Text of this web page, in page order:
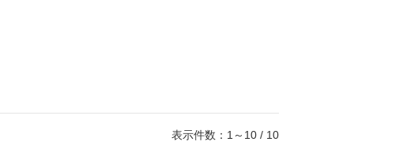
表示件数：1～10 / 10